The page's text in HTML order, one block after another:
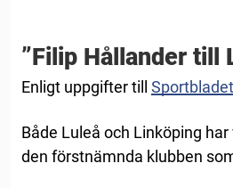
”Filip Hållander till
Enligt uppgifter till Sportbladet
Både Luleå och Linköping
den förstnämnda klubben